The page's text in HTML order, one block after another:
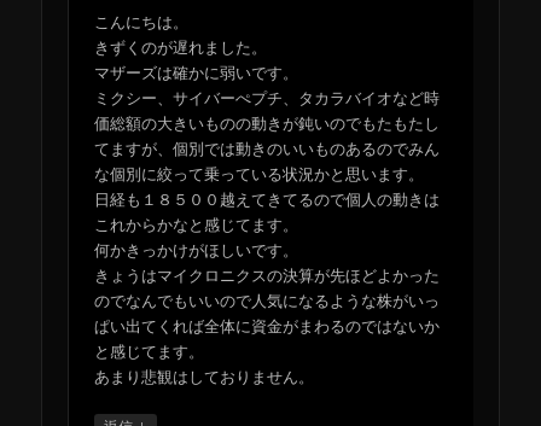
こんにちは。
きずくのが遅れました。
マザーズは確かに弱いです。
ミクシー、サイバーぺプチ、タカラバイオなど時
価総額の大きいものの動きが鈍いのでもたもたし
てますが、個別では動きのいいものあるのでみん
な個別に絞って乗っている状況かと思います。
日経も１８５００越えてきてるので個人の動きは
これからかなと感じてます。
何かきっかけがほしいです。
きょうはマイクロニクスの決算が先ほどよかった
のでなんでもいいので人気になるような株がいっ
ぱい出てくれば全体に資金がまわるのではないか
と感じてます。
あまり悲観はしておりません。